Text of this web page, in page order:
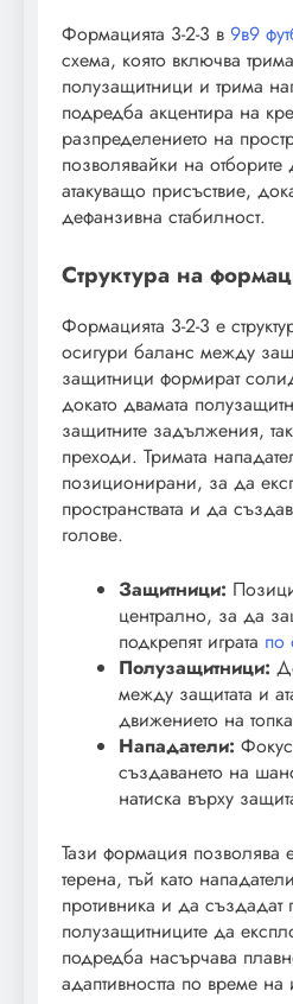
Формацията 3-2-3 в 9в9
схема, която включва
полузащитници и трима
подредба акцентира на
разпределението на
позволявайки на
атакуващо присъствие,
дефанзивна стабилност.
Структура на
Формацията 3-2-3 е
осигури баланс между
защитници формират
докато двамата
защитните задължения,
преходи. Тримата
позиционирани, за да
пространствата и да
голове.
Защитници:
централно, за да
подкрепят играта по
Полузащитници:
между защитата и
движението на
Нападатели:
създаването на
натиска върху
Тази формация позволява
терена, тъй като
противника и да създадат
полузащитниците да
подредба насърчава
адаптивността по време на